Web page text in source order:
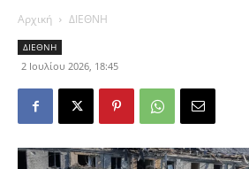
Αρχική ΔΙΕΘΝΗ
ΔΙΕΘΝΗ
2 Ιουλίου 2026, 18:45